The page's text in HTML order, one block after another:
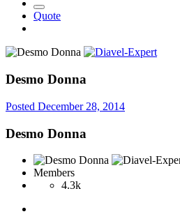
Quote
Desmo Donna
Posted December 28, 2014
Desmo Donna
Members
4.3k